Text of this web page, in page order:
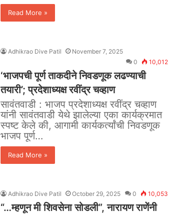
Read More »
Adhikrao Dive Patil
November 7, 2025
0
10,012
‘भाजपची पूर्ण ताकदीने निवडणूक लढण्याची
तयारी’; प्रदेशाध्यक्ष रवींद्र चव्हाण
सावंतवाडी : भाजप प्रदेशाध्यक्ष रवींद्र चव्हाण
यांनी सावंतवाडी येथे झालेल्या एका कार्यक्रमात
स्पष्ट केले की, आगामी कार्यकर्त्यांची निवडणूक
भाजप पूर्ण…
Read More »
Adhikrao Dive Patil October 29, 2025 0 10,053
“…म्हणून मी शिवसेना सोडली”, नारायण राणेंनी